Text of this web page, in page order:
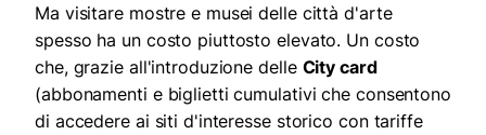
Ma visitare mostre e musei delle città d'arte
spesso ha un costo piuttosto elevato. Un costo
che, grazie all'introduzione delle City card
(abbonamenti e biglietti cumulativi che consentono
di accedere ai siti d'interesse storico con tariffe